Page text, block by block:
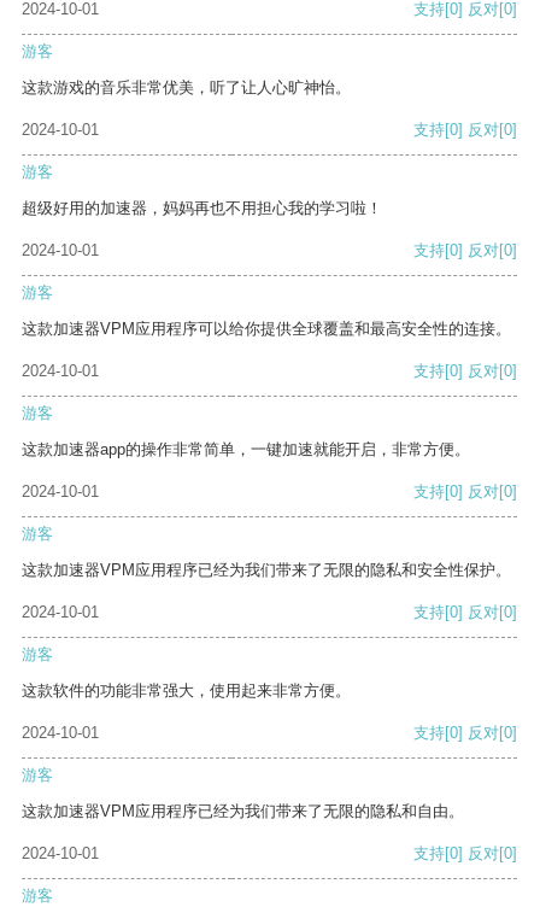
2024-10-01
支持[0] 反对[0]
游客
这款游戏的音乐非常优美，听了让人心旷神怡。
2024-10-01 支持[0] 反对[0]
游客
超级好用的加速器，妈妈再也不用担心我的学习啦！
2024-10-01 支持[0] 反对[0]
游客
这款加速器VPM应用程序可以给你提供全球覆盖和最高安全性的连接。
2024-10-01 支持[0] 反对[0]
游客
这款加速器app的操作非常简单，一键加速就能开启，非常方便。
2024-10-01 支持[0] 反对[0]
游客
这款加速器VPM应用程序已经为我们带来了无限的隐私和安全性保护。
2024-10-01 支持[0] 反对[0]
游客
这款软件的功能非常强大，使用起来非常方便。
2024-10-01 支持[0] 反对[0]
游客
这款加速器VPM应用程序已经为我们带来了无限的隐私和自由。
2024-10-01 支持[0] 反对[0]
游客